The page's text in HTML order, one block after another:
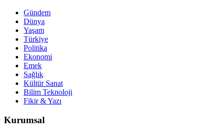
Gündem
Dünya
Yaşam
Türkiye
Politika
Ekonomi
Emek
Sağlık
Kültür Sanat
Bilim Teknoloji
Fikir & Yazı
Kurumsal